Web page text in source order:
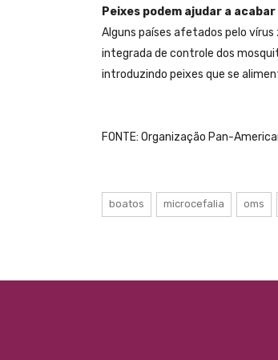
Peixes podem ajudar a
Alguns países afetados pelo
integrada de controle dos
introduzindo peixes que se
FONTE: Organização Pan-
boatos microcefalia oms